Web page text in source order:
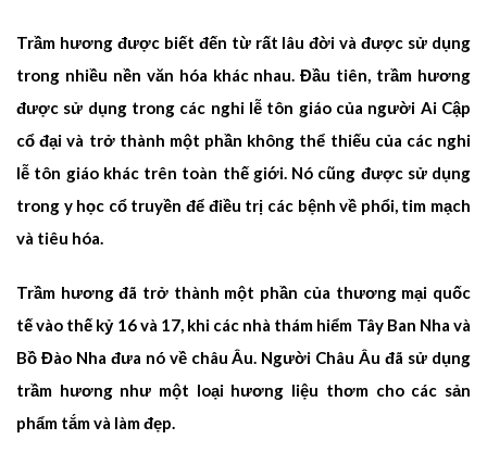
Trầm hương được biết đến từ rất lâu đời và được sử dụng
trong nhiều nền văn hóa khác nhau. Đầu tiên, trầm hương
được sử dụng trong các nghi lễ tôn giáo của người Ai Cập
cổ đại và trở thành một phần không thể thiếu của các nghi
lễ tôn giáo khác trên toàn thế giới. Nó cũng được sử dụng
trong y học cổ truyền để điều trị các bệnh về phổi, tim mạch
và tiêu hóa.
Trầm hương đã trở thành một phần của thương mại quốc
tế vào thế kỷ 16 và 17, khi các nhà thám hiểm Tây Ban Nha và
Bồ Đào Nha đưa nó về châu Âu. Người Châu Âu đã sử dụng
trầm hương như một loại hương liệu thơm cho các sản
phẩm tắm và làm đẹp.